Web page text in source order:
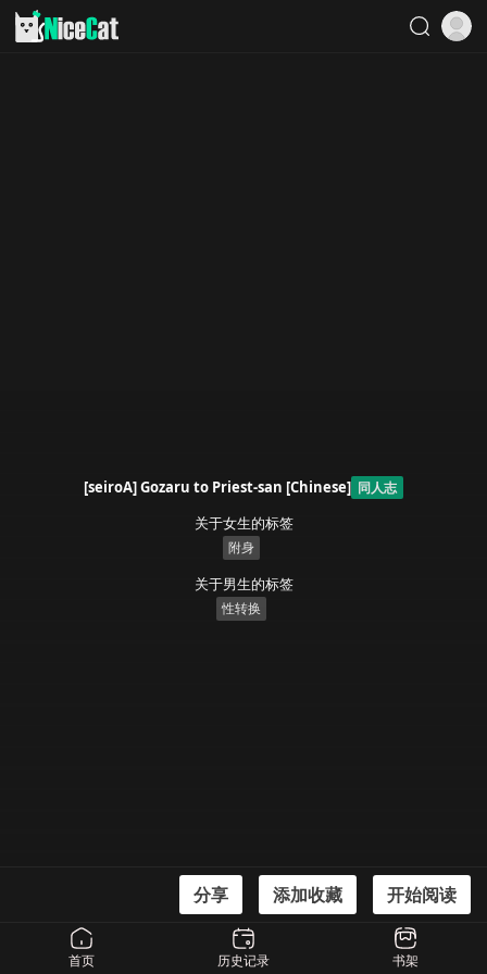
[seiroA] Gozaru to Priest-san [Chinese] 同人志
关于女生的标签
附身
关于男生的标签
性转换
[seiroA] Gozaru to Priest-san [Chinese]
[せいろA] ござるとプリーストさん [中国翻訳]
分享 添加收藏 开始阅读
首页 历史记录 书架